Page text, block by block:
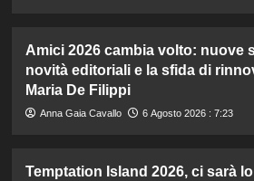
Amici 2026 cambia volto: nuove
novità editoriali e la sfida di
Maria De Filippi
Anna Gaia Cavallo 6 Agosto 2026 : 7:23
Temptation Island 2026, ci sarà